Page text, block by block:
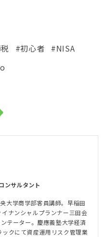
#初心者
#NISA
ンサルタント
大学商学部客員講師。早稲田
ナンシャルプランナー三田会
テーター。慶應義塾大学経済
クにて資産運用リスク管理業